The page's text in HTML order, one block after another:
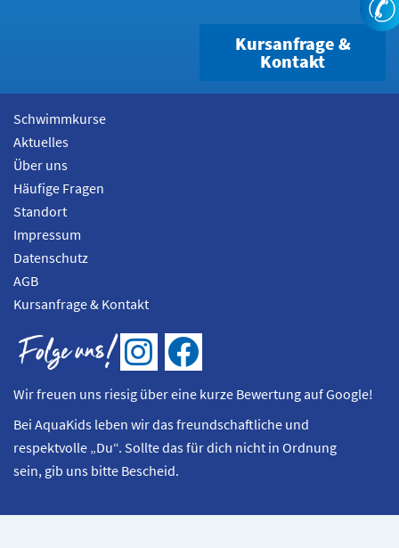
Kursanfrage &
Kontakt
Schwimmkurse
Aktuelles
Über uns
Häufige Fragen
Standort
Impressum
Datenschutz
AGB
Kursanfrage & Kontakt
I
n
s
t
a
F
a
c
e
Wir freuen uns riesig über eine kurze Bewertung auf Google!
Bei AquaKids leben wir das freundschaftliche und
respektvolle „Du“. Sollte das für dich nicht in Ordnung
sein, gib uns bitte Bescheid.